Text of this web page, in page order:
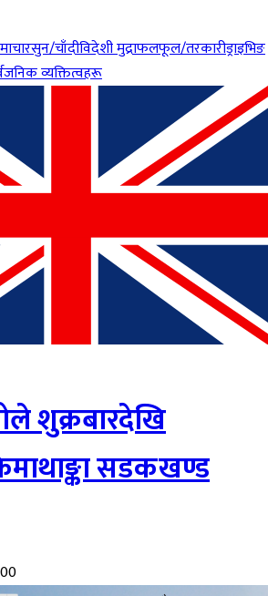
सुन/चाँदीविदेशी मुद्राफलफूल/तरकारीड्राइभिङ
व्यक्तित्वहरू
शुक्रबारदेखि
सडकखण्ड